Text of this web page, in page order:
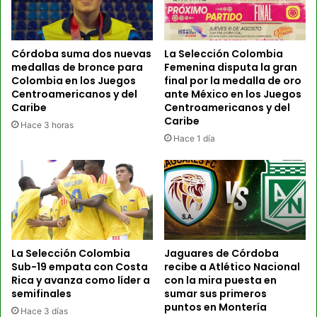
Córdoba suma dos nuevas
medallas de bronce para
Colombia en los Juegos
Centroamericanos y del
Caribe
Hace 3 horas
La Selección Colombia
Femenina disputa la gran
final por la medalla de oro
ante México en los Juegos
Centroamericanos y del
Caribe
Hace 1 día
La Selección Colombia
Sub-19 empata con Costa
Rica y avanza como líder a
semifinales
Hace 3 días
Jaguares de Córdoba
recibe a Atlético Nacional
con la mira puesta en
sumar sus primeros
puntos en Montería